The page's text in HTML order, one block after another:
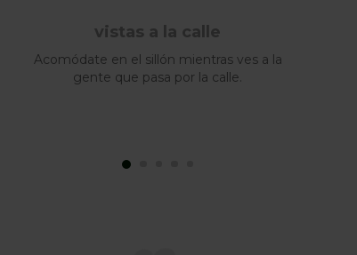
vistas a la calle
Acomódate en el sillón mientras ves a la
gente que pasa por la calle.